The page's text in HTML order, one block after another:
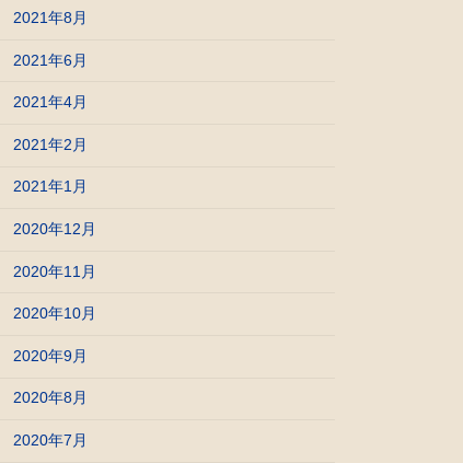
2021年8月
2021年6月
2021年4月
2021年2月
2021年1月
2020年12月
2020年11月
2020年10月
2020年9月
2020年8月
2020年7月